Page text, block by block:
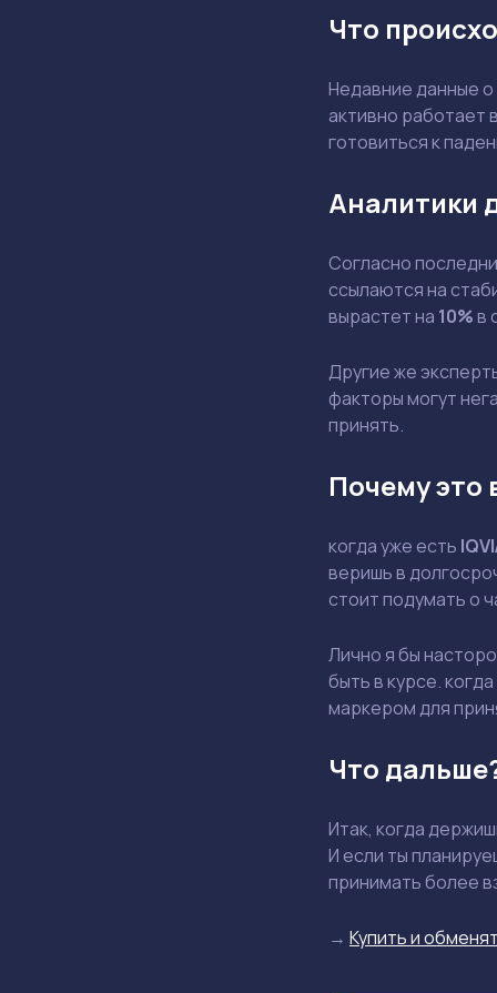
Что
Недавние данные
активно работает
готовиться к
Аналитики
Согласно
ссылаются на
вырастет на 10%в
Другие же
факторы могут
принять.
Почему это
когда уже есть
веришь в
стоит подумать о
Лично я бы
быть в курсе.
маркером для
Что
Итак, когда
И если ты
принимать более
→ Купить и